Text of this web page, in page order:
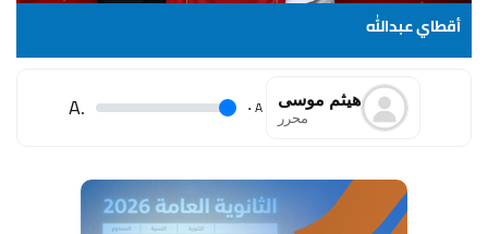
أقطاي عبدالله
هيثم موسى
محرر A
.
.A